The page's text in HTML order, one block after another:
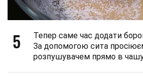
5
Тепер саме час додати
За допомогою сита
розпушувачем прямо в чашу